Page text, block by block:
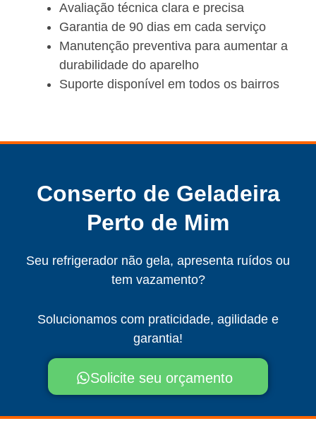
Avaliação técnica clara e precisa
Garantia de 90 dias em cada serviço
Manutenção preventiva para aumentar a
durabilidade do aparelho
Suporte disponível em todos os bairros
Conserto de Geladeira
Perto de Mim
Seu refrigerador não gela, apresenta ruídos ou
tem vazamento?
Solucionamos com praticidade, agilidade e
garantia!
Solicite seu orçamento